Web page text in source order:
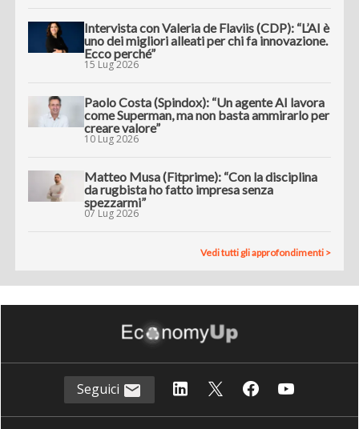
Intervista con Valeria de Flaviis (CDP): “L’AI è
uno dei migliori alleati per chi fa innovazione.
Ecco perché”
15 Lug 2026
Paolo Costa (Spindox): “Un agente AI lavora
come Superman, ma non basta ammirarlo per
creare valore”
10 Lug 2026
Matteo Musa (Fitprime): “Con la disciplina
da rugbista ho fatto impresa senza
spezzarmi”
07 Lug 2026
Vedi tutti gli approfondimenti >
Seguici